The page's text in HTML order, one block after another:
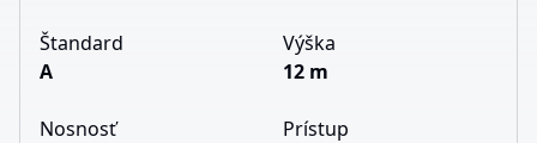
Štandard
A
Výška
12 m
Nosnosť
Prístup